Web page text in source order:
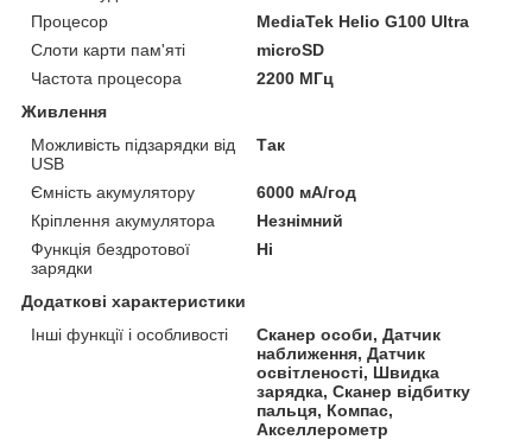
Процесор
MediaTek Helio G100 Ultra
Слоти карти пам'яті
microSD
Частота процесора
2200 МГц
Живлення
Можливість підзарядки від
USB
Так
Ємність акумулятору
6000 мА/год
Кріплення акумулятора
Незнімний
Функція бездротової
зарядки
Ні
Додаткові характеристики
Інші функції і особливості
Сканер особи, Датчик
наближення, Датчик
освітленості, Швидка
зарядка, Сканер відбитку
пальця, Компас,
Акселлерометр